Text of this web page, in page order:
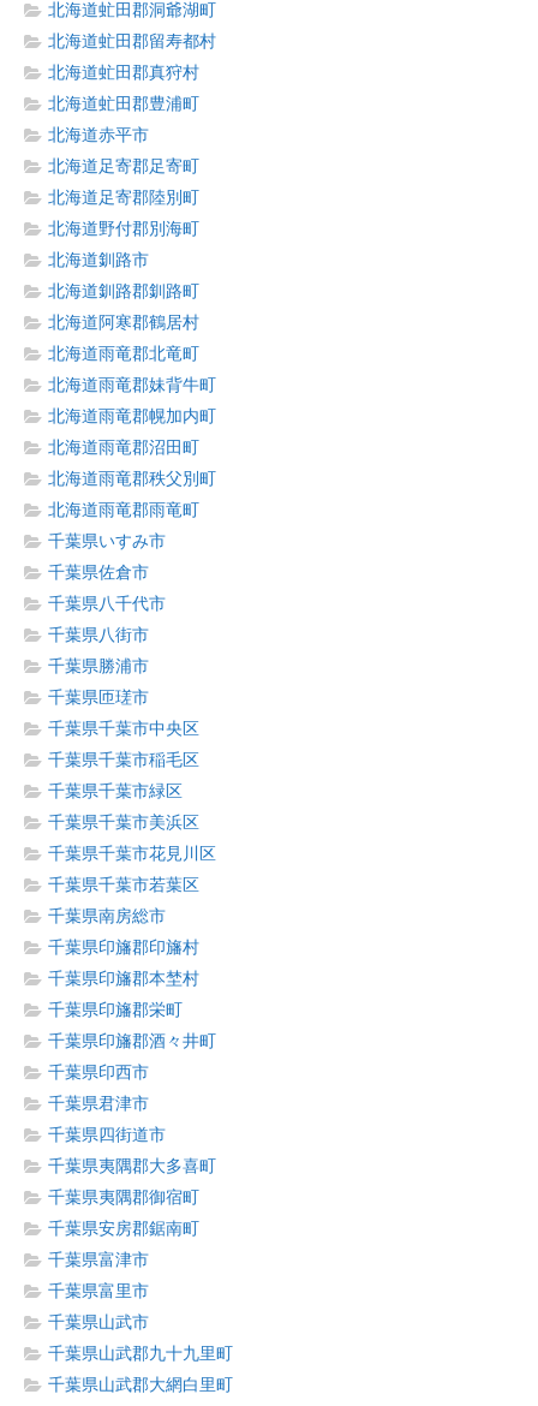
北海道虻田郡洞爺湖町
北海道虻田郡留寿都村
北海道虻田郡真狩村
北海道虻田郡豊浦町
北海道赤平市
北海道足寄郡足寄町
北海道足寄郡陸別町
北海道野付郡別海町
北海道釧路市
北海道釧路郡釧路町
北海道阿寒郡鶴居村
北海道雨竜郡北竜町
北海道雨竜郡妹背牛町
北海道雨竜郡幌加内町
北海道雨竜郡沼田町
北海道雨竜郡秩父別町
北海道雨竜郡雨竜町
千葉県いすみ市
千葉県佐倉市
千葉県八千代市
千葉県八街市
千葉県勝浦市
千葉県匝瑳市
千葉県千葉市中央区
千葉県千葉市稲毛区
千葉県千葉市緑区
千葉県千葉市美浜区
千葉県千葉市花見川区
千葉県千葉市若葉区
千葉県南房総市
千葉県印旛郡印旛村
千葉県印旛郡本埜村
千葉県印旛郡栄町
千葉県印旛郡酒々井町
千葉県印西市
千葉県君津市
千葉県四街道市
千葉県夷隅郡大多喜町
千葉県夷隅郡御宿町
千葉県安房郡鋸南町
千葉県富津市
千葉県富里市
千葉県山武市
千葉県山武郡九十九里町
千葉県山武郡大網白里町